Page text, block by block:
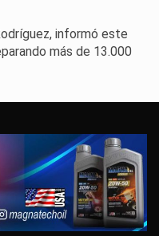
informó este
más de 13.000